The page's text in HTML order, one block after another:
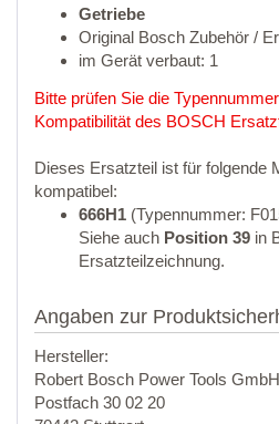
Getriebe
Original Bosch Zubehör /
im Gerät verbaut: 1
Bitte prüfen Sie die
Kompatibilität des BOSCH
Dieses Ersatzteil ist für folgende
kompatibel:
666H1 (Typennummer:
Siehe auch Position 39 in
Ersatzteilzeichnung.
Angaben zur
Hersteller:
Robert Bosch Power Tools GmbH
Postfach 30 02 20